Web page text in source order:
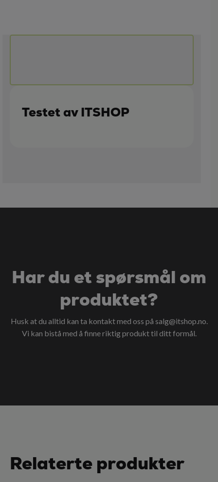
Testet av ITSHOP
Har du et spørsmål om
produktet?
Husk at du alltid kan ta kontakt med oss på salg@itshop.no.
Vi kan bistå med å finne riktig produkt til ditt formål.
Relaterte produkter